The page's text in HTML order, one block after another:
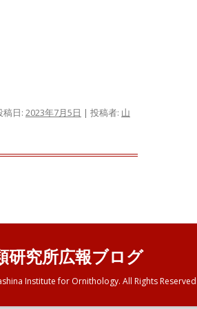
稿日: 2023年7月5日 | 投稿者: 山
研究所広報ブログ
Institute for Ornithology. All Rights